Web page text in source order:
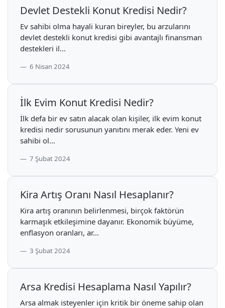
Devlet Destekli Konut Kredisi Nedir?
Ev sahibi olma hayali kuran bireyler, bu arzularını
devlet destekli konut kredisi gibi avantajlı finansman
destekleri il...
6 Nisan 2024
İlk Evim Konut Kredisi Nedir?
İlk defa bir ev satın alacak olan kişiler, ilk evim konut
kredisi nedir sorusunun yanıtını merak eder. Yeni ev
sahibi ol...
7 Şubat 2024
Kira Artış Oranı Nasıl Hesaplanır?
Kira artış oranının belirlenmesi, birçok faktörün
karmaşık etkileşimine dayanır. Ekonomik büyüme,
enflasyon oranları, ar...
3 Şubat 2024
Arsa Kredisi Hesaplama Nasıl Yapılır?
Arsa almak isteyenler için kritik bir öneme sahip olan